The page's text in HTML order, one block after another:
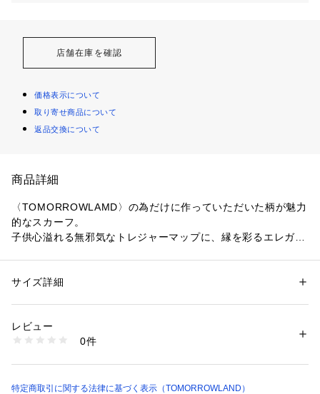
店舗在庫を確認
価格表示について
取り寄せ商品について
返品交換について
商品詳細
〈TOMORROWLAMD〉の為だけに作っていただいた柄が魅力
的なスカーフ。
子供心溢れる無邪気なトレジャーマップに、縁を彩るエレガン
シーズンレスで活躍し、スタイリングに合わせたアレンジでコ
〈manipuri（マニプリ）〉
2009年、ヴィンテージスカーフの魅力をたくさんの人へ伝え
るスカーフやストールは、全て熟練の職人により一版ずつ手作
性別：レディース
素材：-
商品番号：
33045204517 （ショップ）
サイズ詳細
レビュー
0件
特定商取引に関する法律に基づく表示（TOMORROWLAND）